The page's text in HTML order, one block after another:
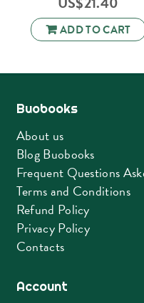
ADD TO CART
Buobooks
About us
Blog Buobooks
Frequent Questions
Terms and Conditions
Refund Policy
Privacy Policy
Contacts
Account